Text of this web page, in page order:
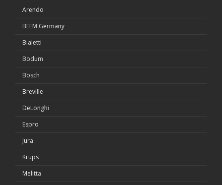
Arendo
BEEM Germany
Bialetti
Bodum
Bosch
Breville
DeLonghi
Espro
Jura
Krups
Melitta